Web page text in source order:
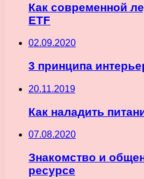
Как современной
ETF
02.09.2020
3 принципа
20.11.2019
Как наладить
07.08.2020
Знакомство и
ресурсе